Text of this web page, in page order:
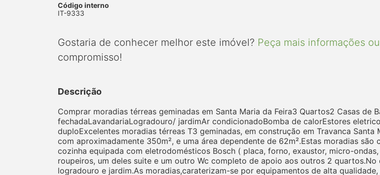
Código interno
IT-9333
Gostaria de conhecer melhor este imóvel? Peça mais informações
compromisso!
Descrição
Comprar moradias térreas geminadas em Santa Maria da Feira3 Quartos2 Casas de
fechadaLavandariaLogradouro/ jardimAr condicionadoBomba de calorEstores
duploExcelentes moradias térreas T3 geminadas, em construção em Travanca
com aproximadamente 350m², e uma área dependente de 62m².Estas moradias
cozinha equipada com eletrodomésticos Bosch ( placa, forno, exaustor, micro-
roupeiros, um deles suite e um outro Wc completo de apoio aos outros 2
logradouro e jardim.As moradias,caraterizam-se por equipamentos de alta